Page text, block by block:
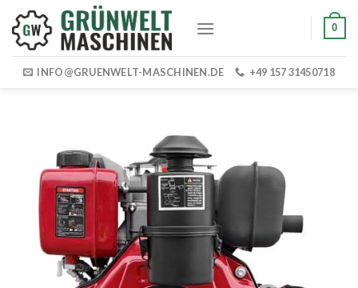
content
0
INFO@GRUENWELT-MASCHINEN.DE +49 157 31450718